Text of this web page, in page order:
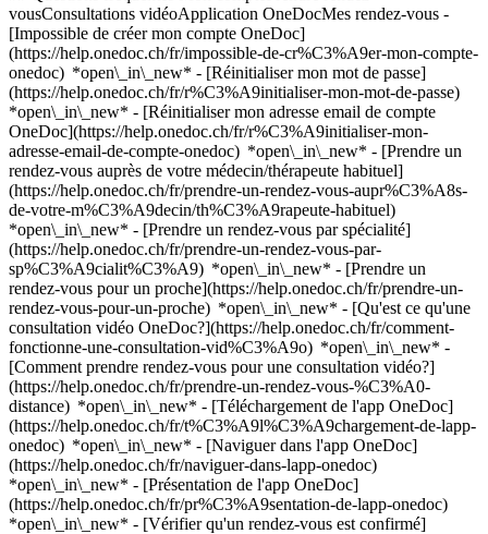
vousConsultations vidéoApplication OneDocMes rendez-vous -
[Impossible de créer mon compte OneDoc]
(https://help.onedoc.ch/fr/impossible-de-cr%C3%A9er-mon-compte-
onedoc) *open\_in\_new* - [Réinitialiser mon mot de passe]
(https://help.onedoc.ch/fr/r%C3%A9initialiser-mon-mot-de-passe)
*open\_in\_new* - [Réinitialiser mon adresse email de compte
OneDoc](https://help.onedoc.ch/fr/r%C3%A9initialiser-mon-
adresse-email-de-compte-onedoc) *open\_in\_new* - [Prendre un
rendez-vous auprès de votre médecin/thérapeute habituel]
(https://help.onedoc.ch/fr/prendre-un-rendez-vous-aupr%C3%A8s-
de-votre-m%C3%A9decin/th%C3%A9rapeute-habituel)
*open\_in\_new* - [Prendre un rendez-vous par spécialité]
(https://help.onedoc.ch/fr/prendre-un-rendez-vous-par-
sp%C3%A9cialit%C3%A9) *open\_in\_new* - [Prendre un
rendez-vous pour un proche](https://help.onedoc.ch/fr/prendre-un-
rendez-vous-pour-un-proche) *open\_in\_new* - [Qu'est ce qu'une
consultation vidéo OneDoc?](https://help.onedoc.ch/fr/comment-
fonctionne-une-consultation-vid%C3%A9o) *open\_in\_new* -
[Comment prendre rendez-vous pour une consultation vidéo?]
(https://help.onedoc.ch/fr/prendre-un-rendez-vous-%C3%A0-
distance) *open\_in\_new* - [Téléchargement de l'app OneDoc]
(https://help.onedoc.ch/fr/t%C3%A9l%C3%A9chargement-de-lapp-
onedoc) *open\_in\_new* - [Naviguer dans l'app OneDoc]
(https://help.onedoc.ch/fr/naviguer-dans-lapp-onedoc)
*open\_in\_new* - [Présentation de l'app OneDoc]
(https://help.onedoc.ch/fr/pr%C3%A9sentation-de-lapp-onedoc)
*open\_in\_new* - [Vérifier qu'un rendez-vous est confirmé](https://help.onedoc.ch/fr/v%C3%A9rifier-quun-rendez-vous-est-confirm%C3%A9) *open\_in\_new* - [Annuler un rendez-vous pris en ligne sur OneDoc](https://help.onedoc.ch/fr/annuler-un-rendez-vous-pris-en-ligne-sur-onedoc) *open\_in\_new* - [Je ne reçois pas de confirmation de rendez-vous](https://help.onedoc.ch/fr/je-ne-re%C3%A7ois-pas-de-confirmation-de-rendez-vous) *open\_in\_new* [Voir tous nos articles *open\_in\_new*](https://help.onedoc.ch/fr/) close ## Modifier votre recherche ![Maison avec un signe plus annonçant qu’une consultation peut être effectuée sur place](https://www.onedoc.ch/assets/images/icons/on-site.svg) Sur place ![Caméra avec un symbole lecture annonçant qu’une consultation peut être effectuée à distance en vidéo](https://www.onedoc.ch/assets/images/icons/remote.svg) À distance Rechercher #### Spécialités #### Praticiens #### Établissements edit Masseur thérapeutique dans le canton de Zurich tune Filtrer par Nouveaux patients*keyboard\_arrow\_down* - Acceptés*check\_circle* Langue parlée*keyboard\_arrow\_down* - Allemand*check\_circle* - Anglais*check\_circle* - Arabe*check\_circle* - Espagnol*check\_circle* - Français*check\_circle* - Italien*check\_circle* - Portugais*check\_circle* - Turc*check\_circle* Sexe*keyboard\_arrow\_down* - Femme*check\_circle* - Homme*check\_circle* Réseau*keyboard\_arrow\_down* - ASCA*check\_circle* - RME*check\_circle* - NVS*check\_circle* Disponibilité*keyboard\_arrow\_down* - Disponible aujourdhui*check\_circle* - Dans les 3 prochains jours*check\_circle* - Dans les 7 prochains jours*check\_circle* - Dans les 14 prochains jours*check\_circle* # Massage thérapeutique dans le canton de Zurich: prenez rendez-vous en ligne aujourd'hui [![Mme Meriem Ayadi, masseuse thérapeutique à Uster](https://assets.onedoc.ch/images/users/b490beae4d05725cf457be6ac942631a18f072a74c5f625ee0752c57677de388-small.jpg "Mme Meriem Ayadi, masseuse thérapeutique à Uster")](https://www.onedoc.ch/fr/masseuse-therapeutique/uster/pcqoy/meriem-ayadi) ### [Mme Meriem Ayadi](https://www.onedoc.ch/fr/masseuse-therapeutique/uster/pcqoy/meriem-ayadi) ![Badge indiquant un profil vérifié](https://www.onedoc.ch/assets/images/icons/checkmark.svg) [Masseuse thérapeutique](https://www.onedoc.ch/fr/masseur-therapeutique/uster) Therapiepraxis Meriem Ayadi Zürichstrasse 6 8610 Uster ![Mme Meriem Ayadi est affiliée au réseau ASCA](https://assets.onedoc.ch/images/networks/logos/496d325fd4282f2f0a46197dd629fd16fcd2d324839e441a2a65aaa74df08a15-small.png)![Mme Meriem Ayadi est affiliée au réseau RME](https://assets.onedoc.ch/images/networks/logos/a202aabd14cdddb5ff03205af2481fb805645ff903773c55a6c572d22f23762e-small.png) ![Icône patient avec un signe plus annonçant que le professionnel accepte de nouveaux patients](https://www.onedoc.ch/assets/images/icons/new-patients.svg)Accepte les nouveaux patients [Réserver un RDV](https://www.onedoc.ch/fr/masseuse-therapeutique/uster/pcqoy/meriem-ayadi) *chevron\_left* lun. 03 août *chevron\_right* Voir plus de rendez-vous *error\_outline* Une erreur s'est produite lors du chargement des disponibilités [Réessayer](https://www.onedoc.ch) [![Mme Aline De Oliveira Serpa, masseuse thérapeutique à Zurich](https://assets.onedoc.ch/images/users/4c5930e4c4d7bbb485c385c203b722771a917fc206b8821e697778482cffba99-small.jpg "Mme Aline De Oliveira Serpa, masseuse thérapeutique à Zurich")](https://www.onedoc.ch/fr/masseuse-therapeutique/zurich/pcs8r/aline-de-oliveira-serpa) ### [Mme Aline De Oliveira Serpa](https://www.onedoc.ch/fr/masseuse-therapeutique/zurich/pcs8r/aline-de-oliveira-serpa) ![Badge indiquant un profil vérifié](https://www.onedoc.ch/assets/images/icons/checkmark.svg) [Masseuse thérapeutique](https://www.onedoc.ch/fr/masseur-therapeutique/zurich) Serpa Therapie Central (Niederdorf) Niederdorfstrasse 67 8001 Zurich ![Mme Aline De Oliveira Serpa est affiliée au réseau ASCA](https://assets.onedoc.ch/images/networks/logos/496d325fd4282f2f0a46197dd629fd16fcd2d324839e441a2a65aaa74df08a15-small.png)![Mme Aline De Oliveira Serpa est affiliée au réseau RME](https://assets.onedoc.ch/images/networks/logos/a202aabd14cdddb5ff03205af2481fb805645ff903773c55a6c572d22f23762e-small.png) ![Icône patient avec un signe plus annonçant que le professionnel accepte de nouveaux patients](https://www.onedoc.ch/assets/images/icons/new-patients.svg)Accepte les nouveaux patients [Réserver un RDV](https://www.onedoc.ch/fr/masseuse-therapeutique/zurich/pcs8r/aline-de-oliveira-serpa) *chevron\_left* lun. 03 août *chevron\_right* Voir plus de rendez-vous *error\_outline* Une erreur s'est produite lors du chargement des disponibilités [Réessayer](https://www.onedoc.ch) [![Mme Anita Zulauff, thérapeute en drainage lymphatique à Zurich](https://assets.onedoc.ch/images/users/7fbf2fae914a5c646bb2b1f411d227ef3358e49af90058504528ccb00d6785a1-small.jpg "Mme Anita Zulauff, thérapeute en drainage lymphatique à Zurich")](https://www.onedoc.ch/fr/therapeute-en-drainage-lymphatique/zurich/pcm09/anita-zulauff) ### [Mme Anita Zulauff](https://www.onedoc.ch/fr/therapeute-en-drainage-lymphatique/zurich/pcm09/anita-zulauff) ![Badge indiquant un profil vérifié](https://www.onedoc.ch/assets/images/icons/checkmark.svg) [Thérapeute en drainage lymphatique](https://www.onedoc.ch/fr/therapeute-en-drainage-lymphatique/zurich), [Masseuse thérapeutique](https://www.onedoc.ch/fr/masseur-therapeutique/zurich) Anita Zulauff Englischviertelstrasse 24 8032 Zurich ![Mme Anita Zulauff est affiliée au réseau ASCA](https://assets.onedoc.ch/images/networks/logos/496d325fd4282f2f0a46197dd629fd16fcd2d324839e441a2a65aaa74df08a15-small.png) ![Icône patient avec un signe plus annonçant que le professionnel accepte de nouveaux patients](https://www.onedoc.ch/assets/images/icons/new-patients.svg)Accepte les nouveaux patients [Réserver un RDV](https://www.onedoc.ch/fr/therapeute-en-drainage-lymphatique/zurich/pcm09/anita-zulauff) *chevron\_left* lun. 03 août *chevron\_right* Voir plus de rendez-vous *error\_outline* Une erreur s'est produite lors du chargement des disponibilités [Réessayer](https://www.onedoc.ch) [![Mme Gülsen Taycimen, thérapeute en hypnose à Volketswil](https://assets.onedoc.ch/images/users/d98b3d3e79b0fee7885673d7893fa4e47a81f9223f51e37cb9b1924d36edc9dc-small.jpg "Mme Gülsen Taycimen, thérapeute en hypnose à Volketswil")](https://www.onedoc.ch/fr/therapeute-en-hypnose/volketswil/pb720/gulsen-taycimen) ### [Mme Gülsen Taycimen](https://www.onedoc.ch/fr/therapeute-en-hypnose/volketswil/pb720/gulsen-taycimen) ![Badge indiquant un profil vérifié](https://www.onedoc.ch/assets/images/icons/checkmark.svg) [Thérapeute en hypnose](https://www.onedoc.ch/fr/therapeute-en-hypnose/volketswil), [Masseuse thérapeutique](https://www.onedoc.ch/fr/masseur-therapeutique/volketswil) GT Hypnose & Energiearbeit, Volketswil Chriesbaumstrasse 2 8604 Volketswil ![Icône patient avec un signe plus annonçant que le professionnel accepte de nouveaux patients](https://www.onedoc.ch/assets/images/icons/new-patients.svg)Accepte les nouveaux patients [Réserver un RDV](https://www.onedoc.ch/fr/therapeute-en-hypnose/volketswil/pb720/gulsen-taycimen) *chevron\_left* lun. 03 août *chevron\_right* Voir plus de rendez-vous *error\_outline* Une erreur s'est produite lors du chargement des disponibilités [Réessayer](https://www.onedoc.ch) [![Mme Gülsen Taycimen, thérapeute en hypnose à Glattfelden](https://assets.onedoc.ch/images/users/d98b3d3e79b0fee7885673d7893fa4e47a81f9223f51e37cb9b1924d36edc9dc-small.jpg "Mme Gülsen Taycimen, thérapeute en hypnose à Glattfelden")](https://www.onedoc.ch/fr/therapeute-en-hypnose/glattfelden/pcjlc/gulsen-taycimen) ### [Mme Gülsen Taycimen](https://www.onedoc.ch/fr/therapeute-en-hypnose/glattfelden/pcjlc/gulsen-taycimen) ![Badge indiquant un profil vérifié](https://www.onedoc.ch/assets/images/icons/checkmark.svg) [Thérapeute en hypnose](https://www.onedoc.ch/fr/therapeute-en-hypnose/glattfelden), [Masseuse thérapeutique](https://www.onedoc.ch/fr/masseur-therapeutique/glattfelden) GT Hypnose & Energiearbeit, Glattfelden Webereistrasse 1 8192 Glattfelden ![Icône patient avec un signe plus annonçant que le professionnel accepte de nouveaux patients](https://www.onedoc.ch/assets/images/icons/new-patients.svg)Accepte les nouveaux patients [Réserver un RDV](https://www.onedoc.ch/fr/therapeute-en-hypnose/glattfelden/pcjlc/gulsen-taycimen) [![Mme Carolina Artunduaga, masseuse thérapeutique à Zurich](https://assets.onedoc.ch/images/users/3b7a1483ebed389b62a0f77f0cde06336cafa06aa87075f10ab8d0471bd86b58-small.jpg "Mme Carolina Artunduaga, masseuse thérapeutique à Zurich")](https://www.onedoc.ch/fr/masseuse-therapeutique/zurich/pcmwh/carolina-artunduaga) ### [Mme Carolina Artunduaga](https://www.onedoc.ch/fr/masseuse-therapeutique/zurich/pcmwh/carolina-artunduaga) ![Badge indiquant un profil vérifié](https://www.onedoc.ch/assets/images/icons/checkmark.svg) [Masseuse thérapeutique](https://www.onedoc.ch/fr/masseur-therapeutique/zurich) [Art Curativa Zürich](https://www.onedoc.ch/fr/cabinet-paramedical/zurich/e75f/art-curativa-zurich) Bleicherweg 54 8002 Zurich ![Mme Carolina Artunduaga est affiliée au réseau ASCA](https://assets.onedoc.ch/images/networks/logos/496d325fd4282f2f0a46197dd629fd16fcd2d324839e441a2a65aaa74df08a15-small.png)![Mme Carolina Artunduaga est affiliée au réseau RME](https://assets.onedoc.ch/images/networks/logos/a202aabd14cdddb5ff03205af2481fb805645ff903773c55a6c572d22f23762e-small.png) ![Icône patient avec un signe plus annonçant que le professionnel accepte de nouveaux patients](https://www.onedoc.ch/assets/images/icons/new-patients.svg)Accepte les nouveaux patients [Réserver un RDV](https://www.onedoc.ch/fr/masseuse-therapeutique/zurich/pcmwh/carolina-artunduaga) [![Mme Paola Faggioli, masseuse classique à Zurich](https://assets.onedoc.ch/images/user